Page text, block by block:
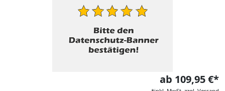
ab 109,95 €*